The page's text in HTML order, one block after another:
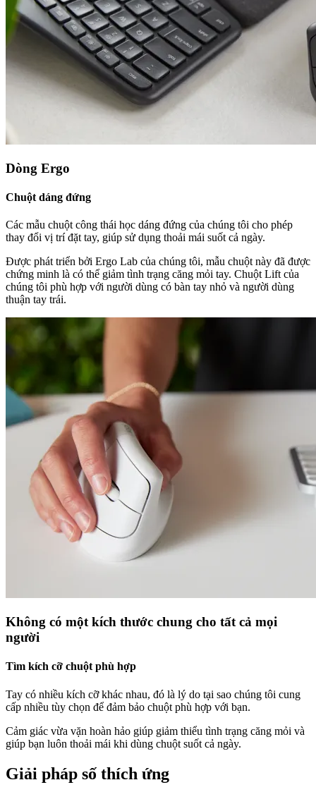
Dòng Ergo
Chuột dáng đứng
Các mẫu chuột công thái học dáng đứng của chúng tôi cho phép
thay đổi vị trí đặt tay, giúp sử dụng thoải mái suốt cả ngày.
Được phát triển bởi Ergo Lab của chúng tôi, mẫu chuột này đã được
chứng minh là có thể giảm tình trạng căng mỏi tay. Chuột Lift của
chúng tôi phù hợp với người dùng có bàn tay nhỏ và người dùng
thuận tay trái.
Không có một kích thước chung cho tất cả mọi
người
Tìm kích cỡ chuột phù hợp
Tay có nhiều kích cỡ khác nhau, đó là lý do tại sao chúng tôi cung
cấp nhiều tùy chọn để đảm bảo chuột phù hợp với bạn.
Cảm giác vừa vặn hoàn hảo giúp giảm thiểu tình trạng căng mỏi và
giúp bạn luôn thoải mái khi dùng chuột suốt cả ngày.
Giải pháp số thích ứng